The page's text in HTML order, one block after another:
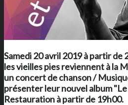
Samedi 20 avril 2019 à partir de
les vieilles pies reviennent àla
un concert de chanson /
présenter leur nouvel album
Restauration à partir de 19h00.